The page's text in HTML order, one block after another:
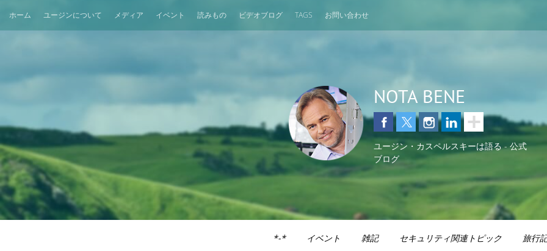
ホーム ユージンについて メディア イベント 読みもの ビデオブログ TAGS お問い合わせ
NOTA BENE
ユージン・カスペルスキーは語る - 公式
ブログ
*-* イベント 雑記 セキュリティ関連トピック 旅行